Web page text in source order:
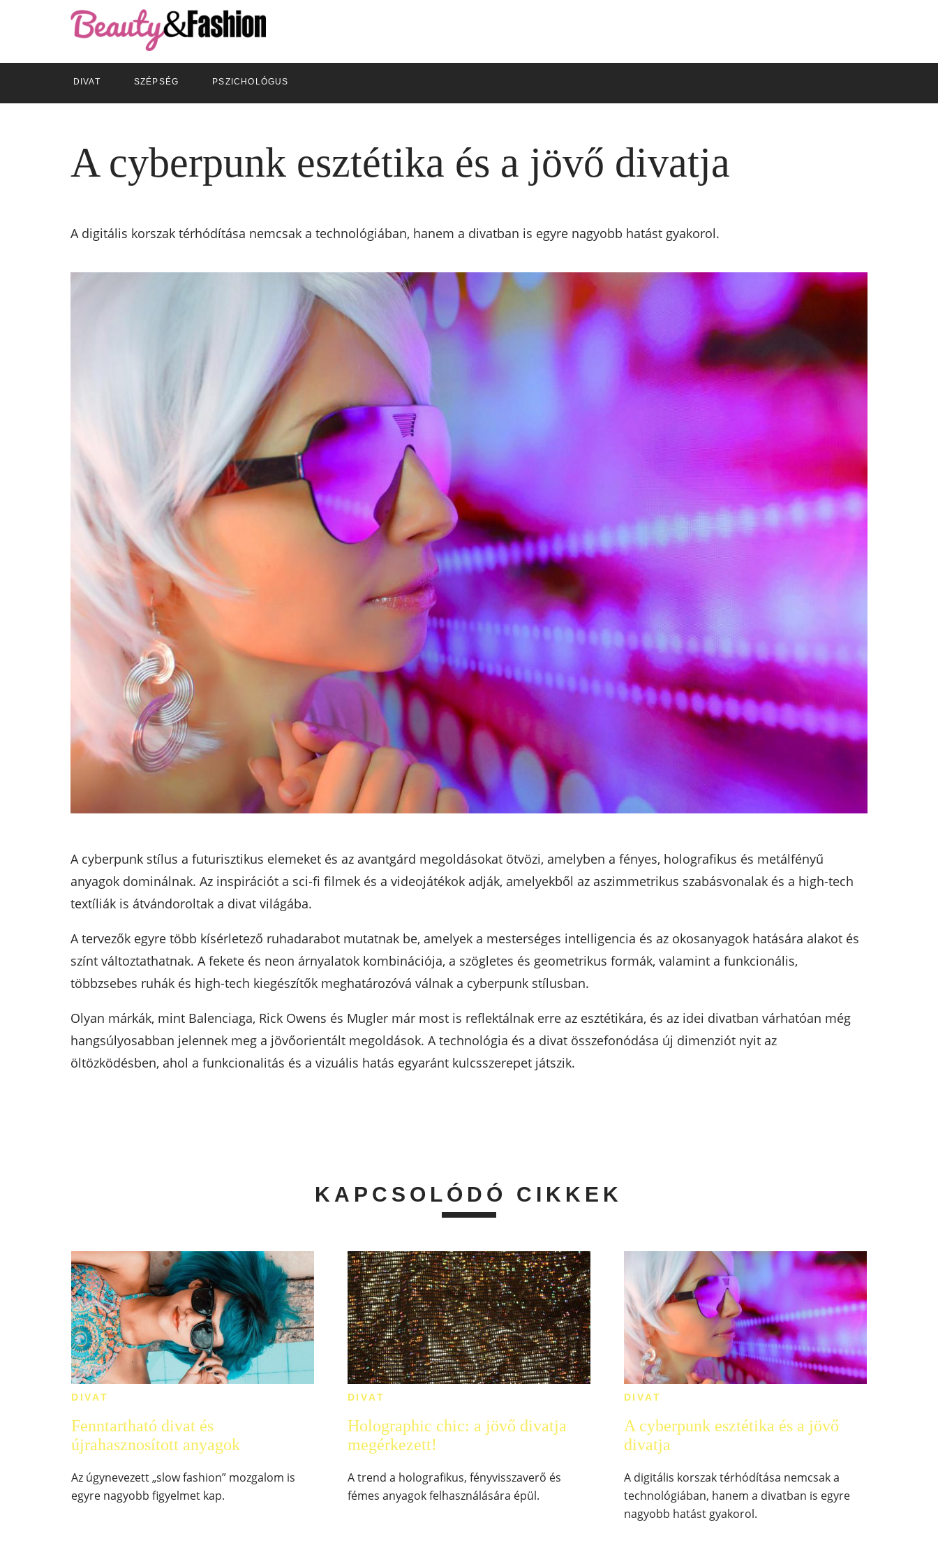
DIVAT SZÉPSÉG PSZICHOLÓGUS
A cyberpunk esztétika és a jövő divatja
A digitális korszak térhódítása nemcsak a technológiában, hanem a divatban is egyre nagyobb hatást gyakorol.
A cyberpunk stílus a futurisztikus elemeket és az avantgárd megoldásokat ötvözi, amelyben a fényes, holografikus és metálfényű
anyagok dominálnak. Az inspirációt a sci-fi filmek és a videojátékok adják, amelyekből az aszimmetrikus szabásvonalak és a high-tech
textíliák is átvándoroltak a divat világába.
A tervezők egyre több kísérletező ruhadarabot mutatnak be, amelyek a mesterséges intelligencia és az okosanyagok hatására alakot és
színt változtathatnak. A fekete és neon árnyalatok kombinációja, a szögletes és geometrikus formák, valamint a funkcionális,
többzsebes ruhák és high-tech kiegészítők meghatározóvá válnak a cyberpunk stílusban.
Olyan márkák, mint Balenciaga, Rick Owens és Mugler már most is reflektálnak erre az esztétikára, és az idei divatban várhatóan még
hangsúlyosabban jelennek meg a jövőorientált megoldások. A technológia és a divat összefonódása új dimenziót nyit az
öltözködésben, ahol a funkcionalitás és a vizuális hatás egyaránt kulcsszerepet játszik.
KAPCSOLÓDÓ CIKKEK
DIVAT
Fenntartható divat és
újrahasznosított anyagok
Az úgynevezett „slow fashion” mozgalom is
egyre nagyobb figyelmet kap.
DIVAT
Holographic chic: a jövő divatja
megérkezett!
A trend a holografikus, fényvisszaverő és
fémes anyagok felhasználására épül.
DIVAT
A cyberpunk esztétika és a jövő
divatja
A digitális korszak térhódítása nemcsak a
technológiában, hanem a divatban is egyre
nagyobb hatást gyakorol.